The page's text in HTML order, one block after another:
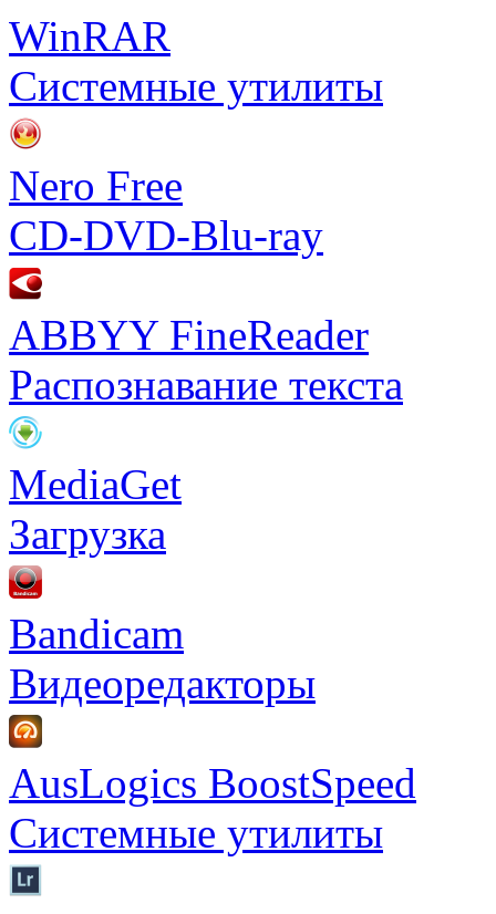
WinRAR
Системные утилиты
Nero Free
CD-DVD-Blu-ray
ABBYY FineReader
Распознавание текста
MediaGet
Загрузка
Bandicam
Видеоредакторы
AusLogics BoostSpeed
Системные утилиты